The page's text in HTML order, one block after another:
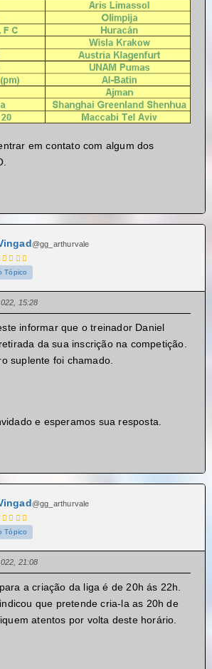
em contato com algum dos
@gg_arthurvale
Tópico
15:28
informar que o treinador Daniel
da sua inscrição na competição.
suplente foi chamado.
e esperamos sua resposta.
@gg_arthurvale
Tópico
21:08
a criação da liga é de 20h ás 22h.
que pretende cria-la as 20h de
atentos por volta deste horário.